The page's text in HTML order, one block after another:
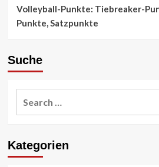
Volleyball-Punkte: Tiebreaker-
Punkte, Satzpunkte
Suche
Kategorien